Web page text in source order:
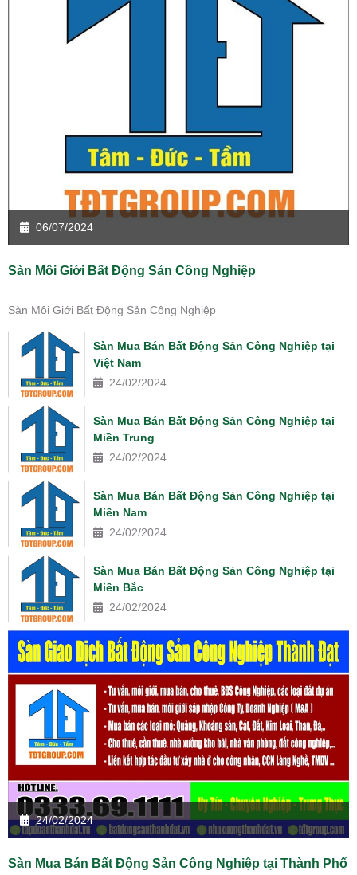
06/07/2024
Sàn Môi Giới Bất Động Sản Công Nghiệp
Sàn Môi Giới Bất Động Sản Công Nghiệp
Sàn Mua Bán Bất Động Sản Công Nghiệp tại
Việt Nam
24/02/2024
Sàn Mua Bán Bất Động Sản Công Nghiệp tại
Miền Trung
24/02/2024
Sàn Mua Bán Bất Động Sản Công Nghiệp tại
Miền Nam
24/02/2024
Sàn Mua Bán Bất Động Sản Công Nghiệp tại
Miền Bắc
24/02/2024
24/02/2024
Sàn Mua Bán Bất Động Sản Công Nghiệp tại Thành Phố